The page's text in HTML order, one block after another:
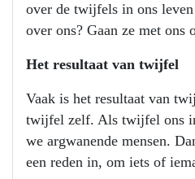
over de twijfels in ons
over ons? Gaan ze met ons
Het resultaat van twijfel
Vaak is het resultaat van
twijfel zelf. Als twijfel ons
we argwanende mensen.
een reden in, om iets of